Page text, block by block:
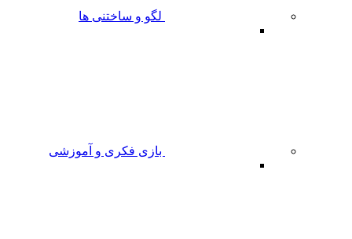
لگو و ساختنی ها
بازی فکری و آموزشی